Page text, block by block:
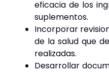
eficacia de los
suplementos.
Incorporar
de la salud que
realizadas.
Desarrollar